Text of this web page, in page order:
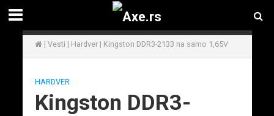
| Vesti | Hardver| Kingston DDR3-2133 na samo 1,65V
HARDVER
Kingston DDR3-